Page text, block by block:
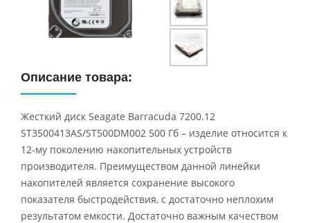
Описание товара:
Жесткий диск Seagate Barracuda 7200.12
ST3500413AS/ST500DM002 500 Гб – изделие относится к
12-му поколению накопительных устройств
производителя. Преимуществом данной линейки
накопителей является сохранение высокого
показателя быстродействия, с достаточно неплохим
результатом емкости. Достаточно важным качеством